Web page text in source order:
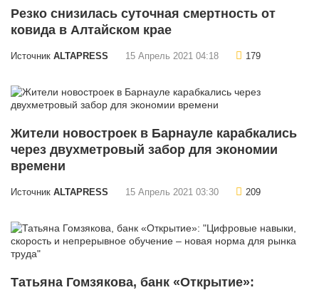
Резко снизилась суточная смертность от
ковида в Алтайском крае
Источник ALTAPRESS 15 Апрель 2021 04:18 179
Жители новостроек в Барнауле карабкались
через двухметровый забор для экономии
времени
Источник ALTAPRESS 15 Апрель 2021 03:30 209
Татьяна Гомзякова, банк «Открытие»: